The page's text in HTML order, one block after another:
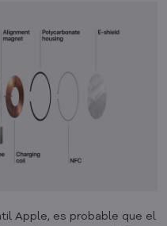
Apple, es probable que el